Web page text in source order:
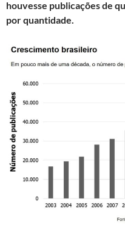
houvesse publicações de
por quantidade.